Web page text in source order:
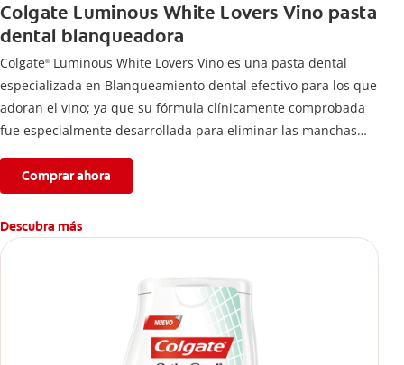
Colgate Luminous White Lovers Vino pasta
dental blanqueadora
Colgate® Luminous White Lovers Vino es una pasta dental
especializada en Blanqueamiento dental efectivo para los que
adoran el vino; ya que su fórmula clínicamente comprobada
fue especialmente desarrollada para eliminar las manchas
proporcionando dientes más blancos sin renunciar a lo que
más te gusta.
Comprar ahora
Descubra más